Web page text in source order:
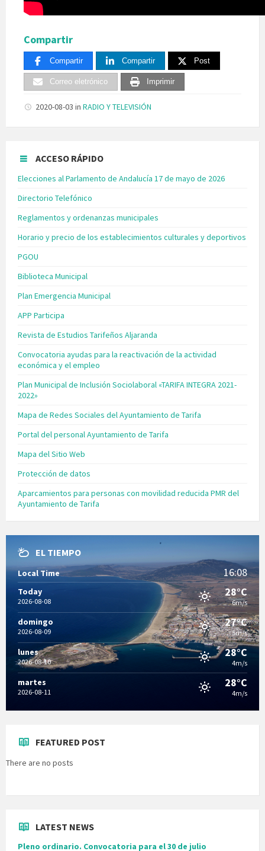
Compartir
Compartir Compartir Post
Correo eletrónico Imprimir
2020-08-03 in RADIO Y TELEVISIÓN
ACCESO RÁPIDO
Elecciones al Parlamento de Andalucía 17 de mayo de 2026
Directorio Telefónico
Reglamentos y ordenanzas municipales
Horario y precio de los establecimientos culturales y deportivos
PGOU
Biblioteca Municipal
Plan Emergencia Municipal
APP Participa
Revista de Estudios Tarifeños Aljaranda
Convocatoria ayudas para la reactivación de la actividad
económica y el empleo
Plan Municipal de Inclusión Sociolaboral «TARIFA INTEGRA 2021-
2022»
Mapa de Redes Sociales del Ayuntamiento de Tarifa
Portal del personal Ayuntamiento de Tarifa
Mapa del Sitio Web
Protección de datos
Aparcamientos para personas con movilidad reducida PMR del
Ayuntamiento de Tarifa
EL TIEMPO
Local Time 16:08
Today
2026-08-08
28°C
6m/s
domingo
2026-08-09
27°C
5m/s
lunes
2026-08-10
28°C
4m/s
martes
2026-08-11
28°C
4m/s
FEATURED POST
There are no posts
LATEST NEWS
Pleno ordinario. Convocatoria para el 30 de julio